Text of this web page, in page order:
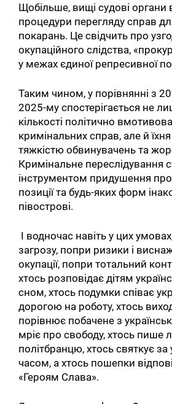
Щобільше, вищі судові
процедури перегляду справ
покарань. Це свідчить про
окупаційного слідства,
у межах єдиної репресивної
Таким чином, у порівнянні з
2025-му спостерігається не
кількості політично
кримінальних справ, але й
тяжкістю обвинувачень та
Кримінальне переслідування
інструментом придушення
позиції та будь-яких форм
півострові.
І водночас навіть у цих
загрозу, попри ризики і
окупації, попри тотальний
хтось розповідає дітям
сном, хтось подумки співає
дорогою на роботу, хтось
порівнює побачене з
мріє про свободу, хтось пише
політбранцю, хтось святкує за
часом, а хтось пошепки
«Героям Слава».